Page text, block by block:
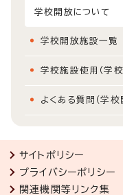
学校開放について
学校開放施設一覧
学校施設使用（学
よくある質問（学校
サイトポリシー
プライバシーポリシー
関連機関等リンク集